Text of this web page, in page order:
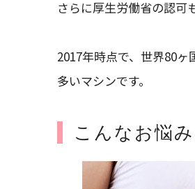
さらに厚生労働省の認可
2017年時点で、世界80
多いマシンです。
こんなお悩